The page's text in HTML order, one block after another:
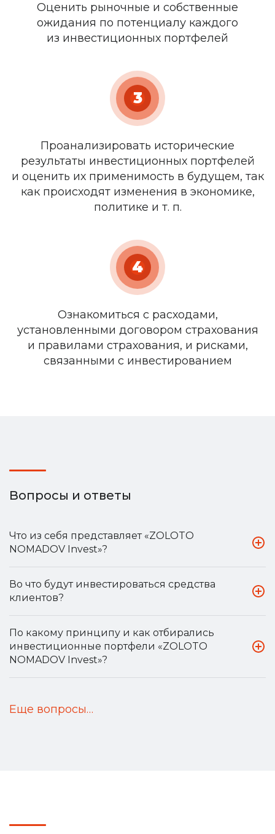
Оценить рыночные и собственные
ожидания по потенциалу каждого
из инвестиционных портфелей
3
Проанализировать исторические
результаты инвестиционных портфелей
и оценить их применимость в будущем, так
как происходят изменения в экономике,
политике и т. п.
4
Ознакомиться с расходами,
установленными договором страхования
и правилами страхования, и рисками,
связанными с инвестированием
Вопросы и ответы
Что из себя представляет «ZOLOTO
NOMADOV Invest»?
Во что будут инвестироваться средства
клиентов?
По какому принципу и как отбирались
инвестиционные портфели «ZOLOTO
NOMADOV Invest»?
Еще вопросы…